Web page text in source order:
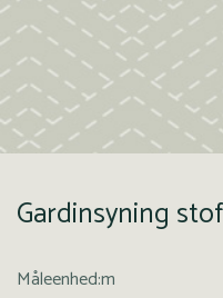
Gardinsyning
Måleenhed:m